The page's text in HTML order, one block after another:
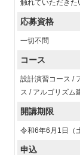
触れていただきた
応募資格
一切不問
コース
設計演習コース /
ス / アルゴリズム
開講期限
令和6年6月1日（
申込